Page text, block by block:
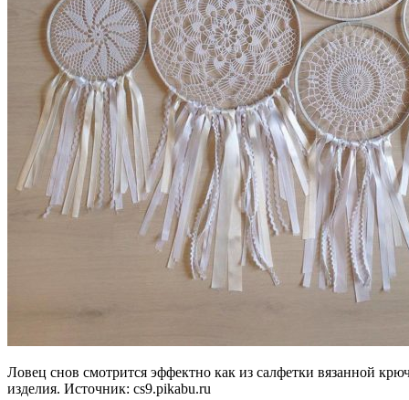
Ловец снов смотрится эффектно как из салфетки вязанной
изделия. Источник: cs9.pikabu.ru